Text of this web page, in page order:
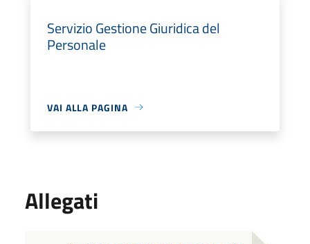
Servizio Gestione Giuridica del
Personale
VAI ALLA PAGINA
Allegati